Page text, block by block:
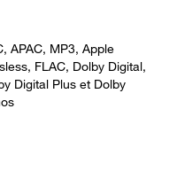
APAC, MP3, Apple
FLAC, Dolby Digital,
Digital Plus et Dolby